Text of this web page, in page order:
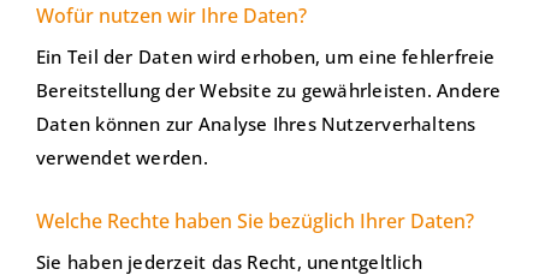
Wofür nutzen wir Ihre Daten?
Ein Teil der Daten wird erhoben, um eine fehlerfreie
Bereitstellung der Website zu gewährleisten. Andere
Daten können zur Analyse Ihres Nutzerverhaltens
verwendet werden.
Welche Rechte haben Sie bezüglich Ihrer Daten?
Sie haben jederzeit das Recht, unentgeltlich